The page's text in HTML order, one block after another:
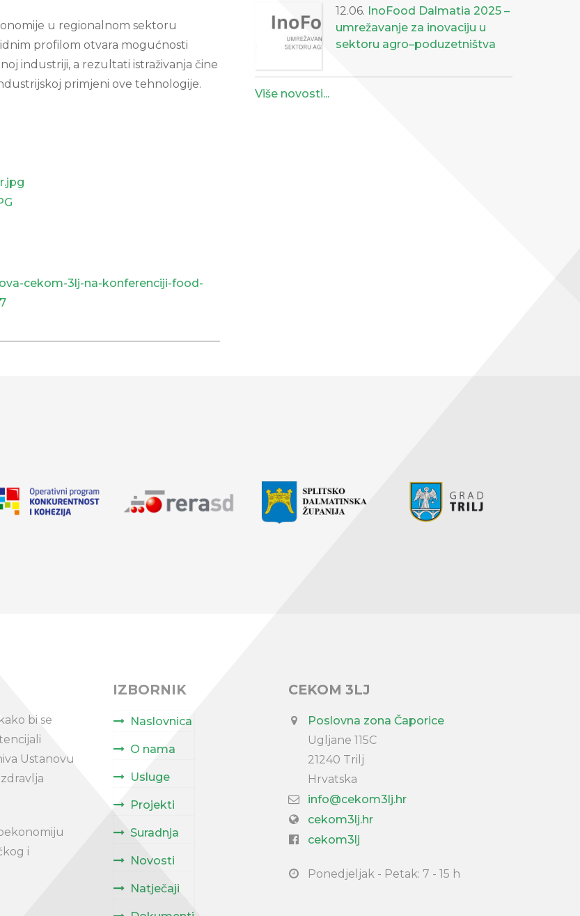
u regionalnom sektoru
profilom otvara mogućnosti
industriji, a rezultati istraživanja čine
primjeni ove tehnologije.
cekom-3lj-na-konferenciji-food-
12.06. InoFood Dalmatia 2025 –
umrežavanje za inovaciju u
sektoru agro–poduzetništva
Više novosti...
bi se
Ustanovu
i
IZBORNIK
Naslovnica
O nama
Usluge
Projekti
Suradnja
Novosti
Natječaji
CEKOM 3LJ
Poslovna zona Čaporice
Ugljane 115C
21240 Trilj
Hrvatska
info@cekom3lj.hr
cekom3lj.hr
cekom3lj
Ponedjeljak - Petak: 7 - 15 h